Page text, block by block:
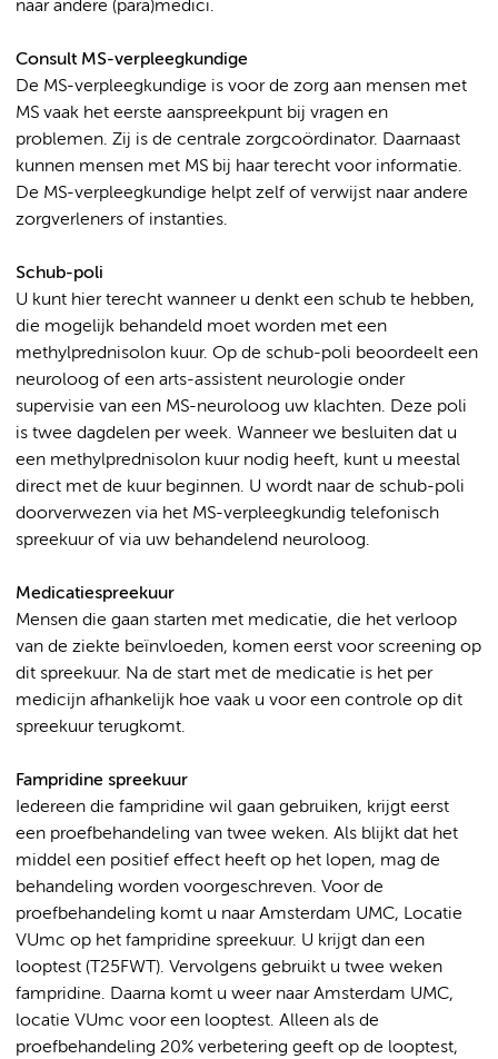
naar andere (para)medici.
Consult MS-verpleegkundige
De MS-verpleegkundige is voor de zorg aan mensen met
MS vaak het eerste aanspreekpunt bij vragen en
problemen. Zij is de centrale zorgcoördinator. Daarnaast
kunnen mensen met MS bij haar terecht voor informatie.
De MS-verpleegkundige helpt zelf of verwijst naar andere
zorgverleners of instanties.
Schub-poli
U kunt hier terecht wanneer u denkt een schub te hebben,
die mogelijk behandeld moet worden met een
methylprednisolon kuur. Op de schub-poli beoordeelt een
neuroloog of een arts-assistent neurologie onder
supervisie van een MS-neuroloog uw klachten. Deze poli
is twee dagdelen per week. Wanneer we besluiten dat u
een methylprednisolon kuur nodig heeft, kunt u meestal
direct met de kuur beginnen. U wordt naar de schub-poli
doorverwezen via het MS-verpleegkundig telefonisch
spreekuur of via uw behandelend neuroloog.
Medicatiespreekuur
Mensen die gaan starten met medicatie, die het verloop
van de ziekte beïnvloeden, komen eerst voor screening op
dit spreekuur. Na de start met de medicatie is het per
medicijn afhankelijk hoe vaak u voor een controle op dit
spreekuur terugkomt.
Fampridine spreekuur
Iedereen die fampridine wil gaan gebruiken, krijgt eerst
een proefbehandeling van twee weken. Als blijkt dat het
middel een positief effect heeft op het lopen, mag de
behandeling worden voorgeschreven. Voor de
proefbehandeling komt u naar Amsterdam UMC, Locatie
VUmc op het fampridine spreekuur. U krijgt dan een
looptest (T25FWT). Vervolgens gebruikt u twee weken
fampridine. Daarna komt u weer naar Amsterdam UMC,
locatie VUmc voor een looptest. Alleen als de
proefbehandeling 20% verbetering geeft op de looptest,